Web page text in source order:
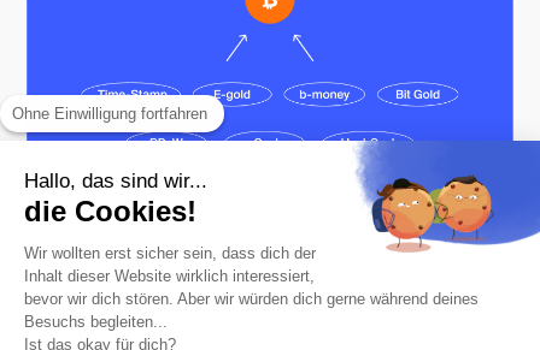
Ohne Einwilligung fortfahren
Hallo, das sind wir...
die Cookies!
Wir wollten erst sicher sein, dass dich der
Inhalt dieser Website wirklich interessiert,
bevor wir dich stören. Aber wir würden dich gerne während deines
Besuchs begleiten...
Ist das okay für dich?
ENTMYSTIFIZIERUNG
Bitcoin ist nicht die erste Kryptowährung